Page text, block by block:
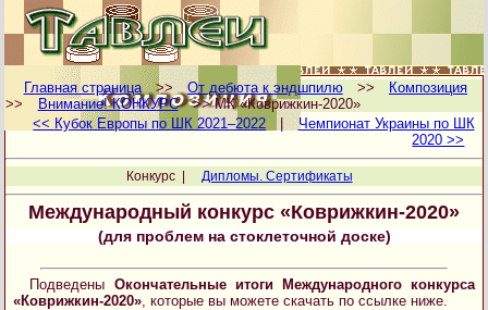
Главная страница >> От дебюта к эндшпилю >>
Композиция
>>
Внимание! КОНКУРС
>> МК «Коврижкин-2020»
<< Кубок Европы по ШК 2021–2022
|
Чемпионат Украины по ШК
2020 >>
Конкурс | Дипломы. Сертификаты
Международный конкурс «Коврижкин-2020»
(для проблем на стоклеточной доске)
Подведены Окончательные итоги Международного конкурса
«Коврижкин-2020», которые вы можете скачать по ссылке ниже.